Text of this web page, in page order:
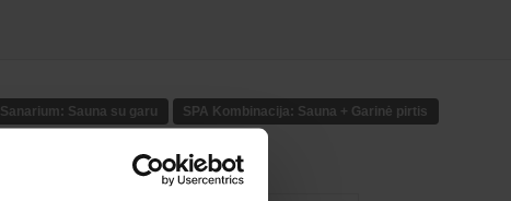
Sanarium: Sauna su garu SPA Kombinacija: Sauna + Garinė pirtis